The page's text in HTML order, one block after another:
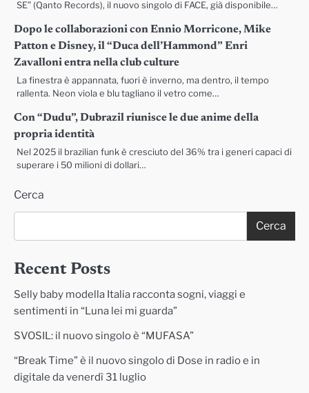
SE” (Qanto Records), il nuovo singolo di FACE, già disponibile…
Dopo le collaborazioni con Ennio Morricone, Mike
Patton e Disney, il “Duca dell’Hammond” Enri
Zavalloni entra nella club culture
La finestra è appannata, fuori è inverno, ma dentro, il tempo
rallenta. Neon viola e blu tagliano il vetro come…
Con “Dudu”, Dubrazil riunisce le due anime della
propria identità
Nel 2025 il brazilian funk è cresciuto del 36% tra i generi capaci di
superare i 50 milioni di dollari…
Cerca
Cerca
Recent Posts
Selly baby modella Italia racconta sogni, viaggi e
sentimenti in “Luna lei mi guarda”
SVOSIL: il nuovo singolo è “MUFASA”
“Break Time” è il nuovo singolo di Dose in radio e in
digitale da venerdì 31 luglio